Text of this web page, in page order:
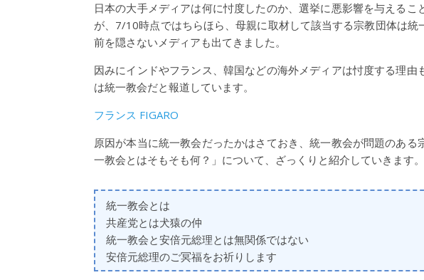
日本の大手メディアは何に忖度したのか、選挙に悪影響を与える
が、7/10時点ではちらほら、母親に取材して該当する宗教団体は
前を隠さないメディアも出てきました。
因みにインドやフランス、韓国などの海外メディアは忖度する理
は統一教会だと報道しています。
フランス FIGARO
原因が本当に統一教会だったかはさておき、統一教会が問題のあ
一教会とはそもそも何？」について、ざっくりと紹介していきます。
統一教会とは
共産党とは犬猿の仲
統一教会と安倍元総理とは無関係ではない
安倍元総理のご冥福をお祈りします